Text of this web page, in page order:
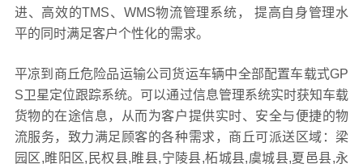
进、高效的TMS、WMS物流管理系统， 提高自身管理水
平的同时满足客户个性化的需求。
平凉到商丘危险品运输公司货运车辆中全部配置车载式GP
S卫星定位跟踪系统。可以通过信息管理系统实时获知车载
货物的在途信息，从而为客户提供实时、安全与便捷的物
流服务，致力满足顾客的各种需求，商丘可派送区域：梁
园区,睢阳区,民权县,睢县,宁陵县,柘城县,虞城县,夏邑县,永